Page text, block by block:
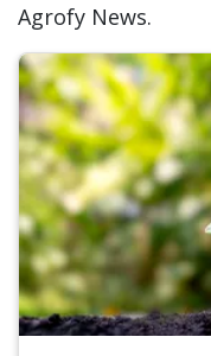
Agrofy News.